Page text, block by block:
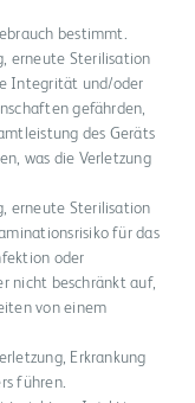
bestimmt.
erneute Sterilisation
Integrität und/oder
gefährden,
des Geräts
was die Verletzung
erneute Sterilisation
für das
oder
nicht beschränkt auf,
von einem
Erkrankung
führen.